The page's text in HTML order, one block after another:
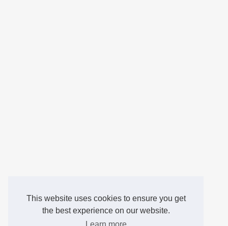
This website uses cookies to ensure you get
the best experience on our website.